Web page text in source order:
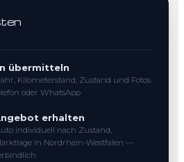
übermitteln
Kilometerstand, Zustand und Fotos
oder WhatsApp
erhalten
individuell nach Zustand,
in Nordrhein-Westfalen —